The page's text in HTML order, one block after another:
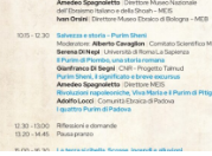
Scopri di più su fscire.it...